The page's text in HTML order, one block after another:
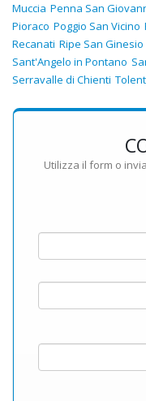
Muccia Penna San
Pioraco Poggio San Vicino
Recanati Ripe San Ginesio
Sant'Angelo in Pontano
Serravalle di Chienti
Utilizza il form o